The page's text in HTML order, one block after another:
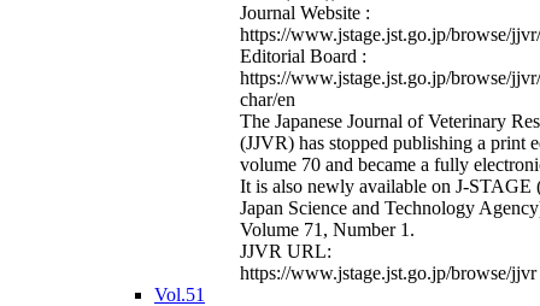
Journal Website :
https://www.jstage.jst.go.jp/browse/
Editorial Board :
https://www.jstage.jst.go.jp/browse/
char/en
The Japanese Journal of Veterinary
(JJVR) has stopped publishing a print
volume 70 and became a fully
It is also newly available on J-STAGE
Japan Science and Technology
Volume 71, Number 1.
JJVR URL:
https://www.jstage.jst.go.jp/browse/jjvr
Vol.51